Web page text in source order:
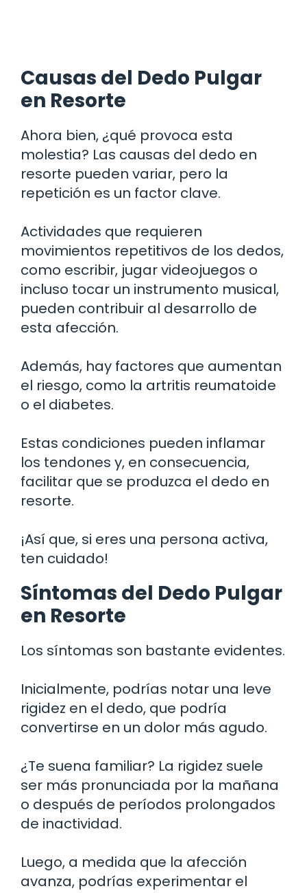
Causas del Dedo Pulgar
en Resorte
Ahora bien, ¿qué provoca esta
molestia? Las causas del dedo en
resorte pueden variar, pero la
repetición es un factor clave.
Actividades que requieren
movimientos repetitivos de los dedos,
como escribir, jugar videojuegos o
incluso tocar un instrumento musical,
pueden contribuir al desarrollo de
esta afección.
Además, hay factores que aumentan
el riesgo, como la artritis reumatoide
o el diabetes.
Estas condiciones pueden inflamar
los tendones y, en consecuencia,
facilitar que se produzca el dedo en
resorte.
¡Así que, si eres una persona activa,
ten cuidado!
Síntomas del Dedo Pulgar
en Resorte
Los síntomas son bastante evidentes.
Inicialmente, podrías notar una leve
rigidez en el dedo, que podría
convertirse en un dolor más agudo.
¿Te suena familiar? La rigidez suele
ser más pronunciada por la mañana
o después de períodos prolongados
de inactividad.
Luego, a medida que la afección
avanza, podrías experimentar el